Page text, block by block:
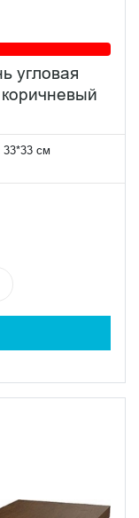
угловая
33*33 см